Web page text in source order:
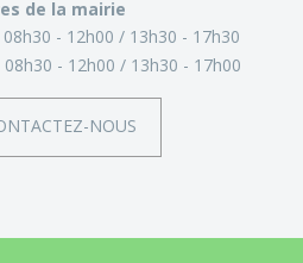
de la mairie
08h30 - 12h00
13h30 - 17h30
08h30 - 12h00 13h30 - 17h00
NOUS